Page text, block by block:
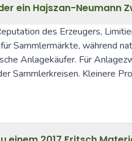
ein Hajszan-
des Erzeugers,
Sammlermärkte, während
Anlagekäufer. Für
Sammlerkreisen. Kleinere